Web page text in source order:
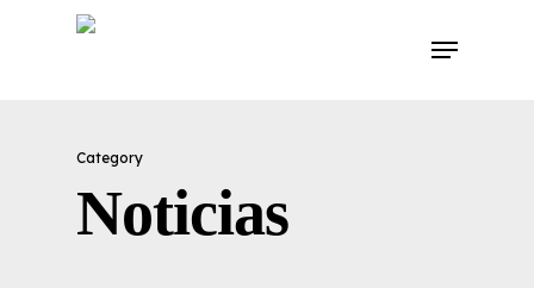
Menu
Category
Noticias